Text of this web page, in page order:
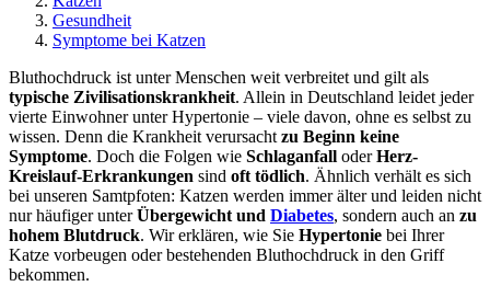
Gesundheit
Symptome bei Katzen
Bluthochdruck ist unter Menschen weit verbreitet und gilt als
typische Zivilisationskrankheit. Allein in Deutschland leidet jeder
vierte Einwohner unter Hypertonie – viele davon, ohne es selbst zu
wissen. Denn die Krankheit verursacht zu Beginn keine
Symptome. Doch die Folgen wie Schlaganfall oderHerz-
Kreislauf-Erkrankungen sind oft tödlich. Ähnlich verhält es sich
bei unseren Samtpfoten: Katzen werden immer älter und leiden nicht
nur häufiger unterÜbergewicht und Diabetes, sondern auch an zu
hohem Blutdruck. Wir erklären, wie Sie Hypertonie bei Ihrer
Katze vorbeugen oder bestehenden Bluthochdruck in den Griff
bekommen.